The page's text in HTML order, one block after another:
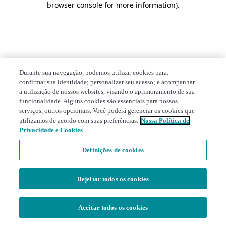
browser console for more information).
Durante sua navegação, podemos utilizar cookies para:
confirmar sua identidade; personalizar seu acesso; e acompanhar
a utilização de nossos websites, visando o aprimoramento de sua
funcionalidade. Alguns cookies são essenciais para nossos
serviços, outros opcionais. Você poderá gerenciar os cookies que
utilizamos de acordo com suas preferências. Nossa Política de
Privacidade e Cookies
Definições de cookies
Rejeitar todos os cookies
Aceitar todos os cookies